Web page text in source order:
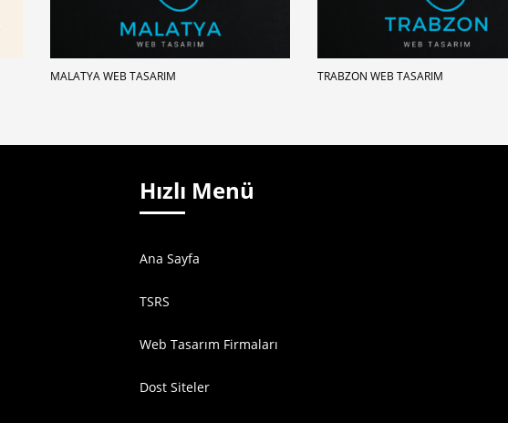
MALATYA WEB TASARIM TRABZON WEB TASARIM
Hızlı Menü
Ana Sayfa
TSRS
Web Tasarım Firmaları
Dost Siteler